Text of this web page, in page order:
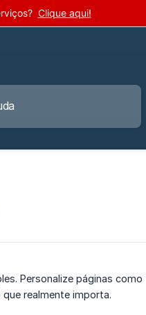
Clique aqui!
Personalize páginas como
realmente importa.